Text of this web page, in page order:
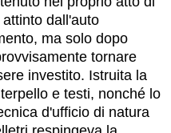
dall'auto
ma solo dopo
tornare
investito. Istruita la
e testi, nonché lo
d'ufficio di natura